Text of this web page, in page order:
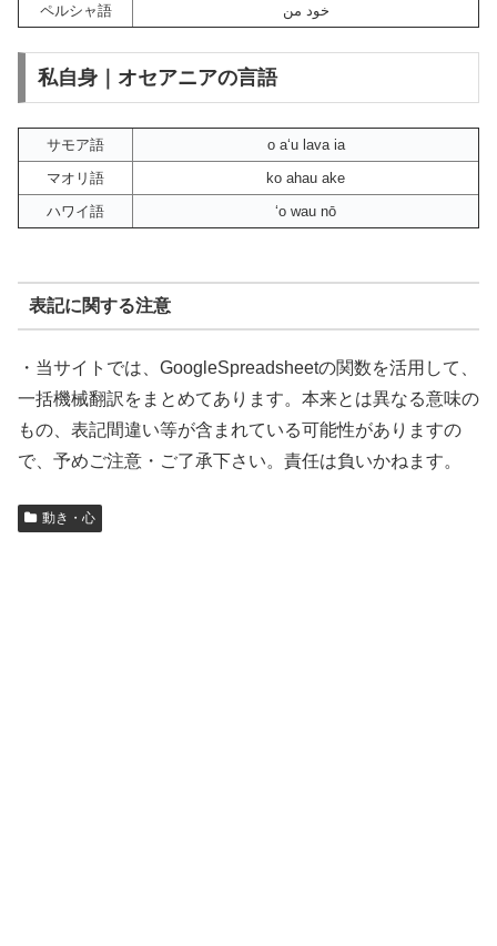
ペルシャ語
خود من
私自身｜オセアニアの言語
サモア語
o aʻu lava ia
マオリ語
ko ahau ake
ハワイ語
ʻo wau nō
表記に関する注意
・当サイトでは、GoogleSpreadsheetの関数を活用して、
一括機械翻訳をまとめてあります。本来とは異なる意味の
もの、表記間違い等が含まれている可能性がありますの
で、予めご注意・ご了承下さい。責任は負いかねます。
動き・心